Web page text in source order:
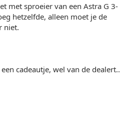
met sproeier van een Astra G 3-
hetzelfde, alleen moet je de
niet.
cadeautje, wel van de dealert..